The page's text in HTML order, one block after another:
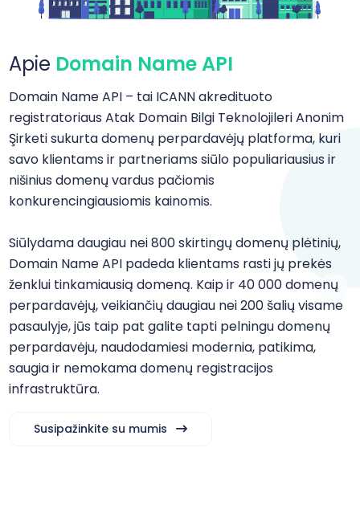
Apie Domain Name API
Domain Name API – tai ICANN akredituoto
registratoriaus Atak Domain Bilgi Teknolojileri Anonim
Şirketi sukurta domenų perpardavėjų platforma, kuri
savo klientams ir partneriams siūlo populiariausius ir
nišinius domenų vardus pačiomis
konkurencingiausiomis kainomis.
Siūlydama daugiau nei 800 skirtingų domenų plėtinių,
Domain Name API padeda klientams rasti jų prekės
ženklui tinkamiausią domeną. Kaip ir 40 000 domenų
perpardavėjų, veikiančių daugiau nei 200 šalių visame
pasaulyje, jūs taip pat galite tapti pelningu domenų
perpardavėju, naudodamiesi modernia, patikima,
saugia ir nemokama domenų registracijos
infrastruktūra.
Susipažinkite su mumis